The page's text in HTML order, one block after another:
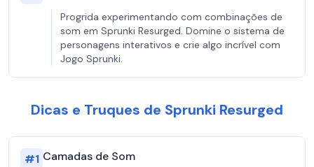
Progrida experimentando com combinações de
som em Sprunki Resurged. Domine o sistema de
personagens interativos e crie algo incrível com
Jogo Sprunki.
Dicas e Truques de Sprunki Resurged
#1 Camadas de Som